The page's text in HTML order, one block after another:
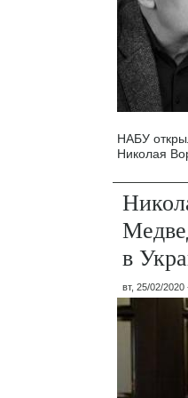
НАБУ
Николая
в
вт, 25/02/2020